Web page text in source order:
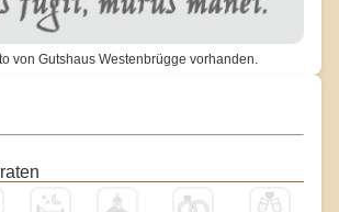
von Gutshaus Westenbrügge vorhanden.